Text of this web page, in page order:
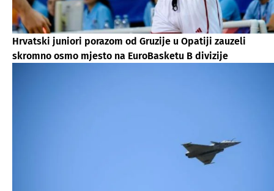
Hrvatski juniori porazom od Gruzije u Opatiji zauzeli
skromno osmo mjesto na EuroBasketu B divizije